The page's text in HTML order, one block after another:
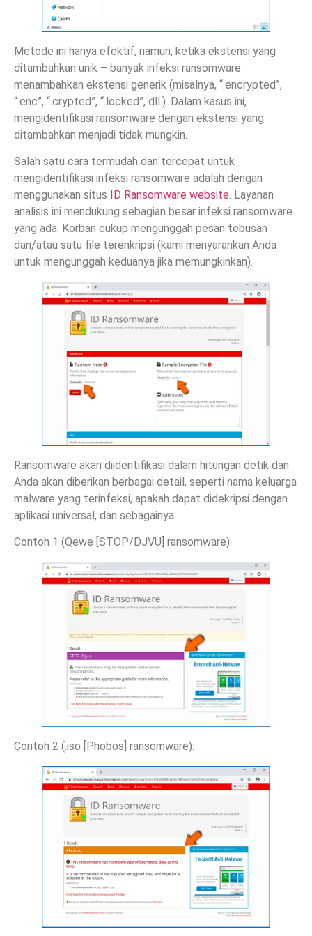
Metode ini hanya efektif, namun, ketika ekstensi yang
ditambahkan unik – banyak infeksi ransomware
menambahkan ekstensi generik (misalnya, “.encrypted”,
“.enc”, “.crypted”, “.locked”, dll.). Dalam kasus ini,
mengidentifikasi ransomware dengan ekstensi yang
ditambahkan menjadi tidak mungkin.
Salah satu cara termudah dan tercepat untuk
mengidentifikasi infeksi ransomware adalah dengan
menggunakan situs ID Ransomware website. Layanan
analisis ini mendukung sebagian besar infeksi ransomware
yang ada. Korban cukup mengunggah pesan tebusan
dan/atau satu file terenkripsi (kami menyarankan Anda
untuk mengunggah keduanya jika memungkinkan).
Ransomware akan diidentifikasi dalam hitungan detik dan
Anda akan diberikan berbagai detail, seperti nama keluarga
malware yang terinfeksi, apakah dapat didekripsi dengan
aplikasi universal, dan sebagainya.
Contoh 1 (Qewe [STOP/DJVU] ransomware):
Contoh 2 (.iso [Phobos] ransomware):